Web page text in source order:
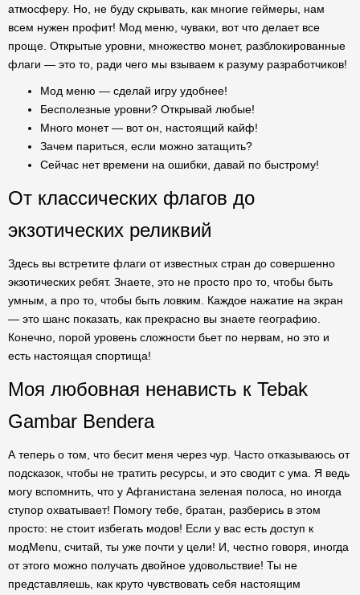
атмосферу. Но, не буду скрывать, как многие геймеры, нам
всем нужен профит! Мод меню, чуваки, вот что делает все
проще. Открытые уровни, множество монет, разблокированные
флаги — это то, ради чего мы взываем к разуму разработчиков!
Мод меню — сделай игру удобнее!
Бесполезные уровни? Открывай любые!
Много монет — вот он, настоящий кайф!
Зачем париться, если можно затащить?
Сейчас нет времени на ошибки, давай по быстрому!
От классических флагов до
экзотических реликвий
Здесь вы встретите флаги от известных стран до совершенно
экзотических ребят. Знаете, это не просто про то, чтобы быть
умным, а про то, чтобы быть ловким. Каждое нажатие на экран
— это шанс показать, как прекрасно вы знаете географию.
Конечно, порой уровень сложности бьет по нервам, но это и
есть настоящая спортища!
Моя любовная ненависть к Tebak
Gambar Bendera
А теперь о том, что бесит меня через чур. Часто отказываюсь от
подсказок, чтобы не тратить ресурсы, и это сводит с ума. Я ведь
могу вспомнить, что у Афганистана зеленая полоса, но иногда
ступор охватывает! Помогу тебе, братан, разберись в этом
просто: не стоит избегать модов! Если у вас есть доступ к
модMenu, считай, ты уже почти у цели! И, честно говоря, иногда
от этого можно получать двойное удовольствие! Ты не
представляешь, как круто чувствовать себя настоящим